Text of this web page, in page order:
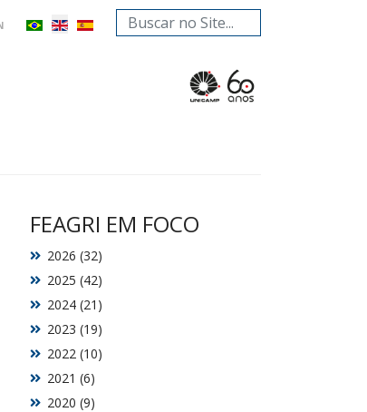
Search
...
FEAGRI EM FOCO
2020 (9)
2021 (6)
2022 (10)
2023 (19)
2024 (21)
2025 (42)
2026 (32)